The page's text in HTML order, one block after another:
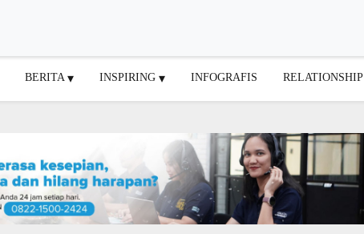
BERITA INSPIRING INFOGRAFIS RELATIONSHIP